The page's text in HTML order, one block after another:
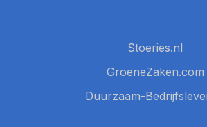
Stoeries.nl
GroeneZaken.com
Duurzaam-